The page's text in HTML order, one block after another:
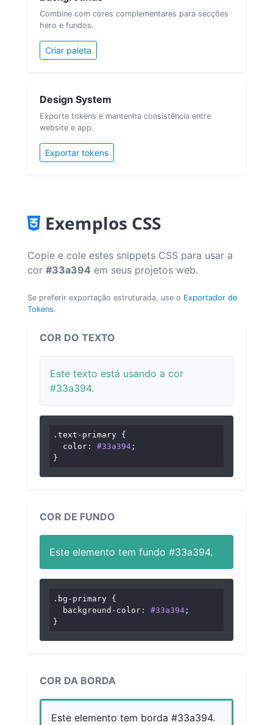
Combine com cores complementares para secções
hero e fundos.
Criar paleta
Design System
Exporte tokens e mantenha consistência entre
website e app.
Exportar tokens
Exemplos CSS
Copie e cole estes snippets CSS para usar a
cor #33a394 em seus projetos web.
Se preferir exportação estruturada, use o Exportador de
Tokens.
COR DO TEXTO
Este texto está usando a cor
#33a394.
.text-primary {
color : #33a394 ;
}
COR DE FUNDO
Este elemento tem fundo #33a394.
.bg-primary {
background-color : #33a394 ;
}
COR DA BORDA
Este elemento tem borda #33a394.